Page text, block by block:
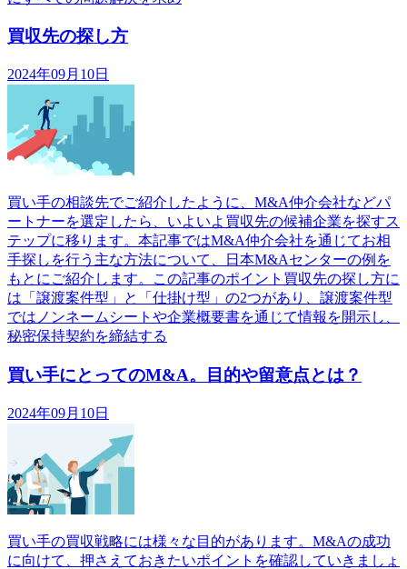
買収先の探し方
2024年09月10日
買い手の相談先でご紹介したように、M&A仲介会社などパ
ートナーを選定したら、いよいよ買収先の候補企業を探すス
テップに移ります。本記事ではM&A仲介会社を通じてお相
手探しを行う主な方法について、日本M&Aセンターの例を
もとにご紹介します。この記事のポイント買収先の探し方に
は「譲渡案件型」と「仕掛け型」の2つがあり、譲渡案件型
ではノンネームシートや企業概要書を通じて情報を開示し、
秘密保持契約を締結する
買い手にとってのM&A。目的や留意点とは？
2024年09月10日
買い手の買収戦略には様々な目的があります。M&Aの成功
に向けて、押さえておきたいポイントを確認していきましょ